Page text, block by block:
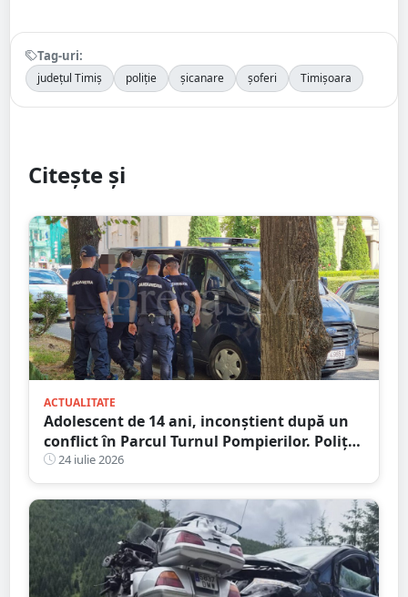
Tag-uri:
județul Timiș poliție șicanare șoferi Timișoara
Citește și
ACTUALITATE
Adolescent de 14 ani, inconștient după un
conflict în Parcul Turnul Pompierilor. Poliția
a deschis dosar penal
24 iulie 2026